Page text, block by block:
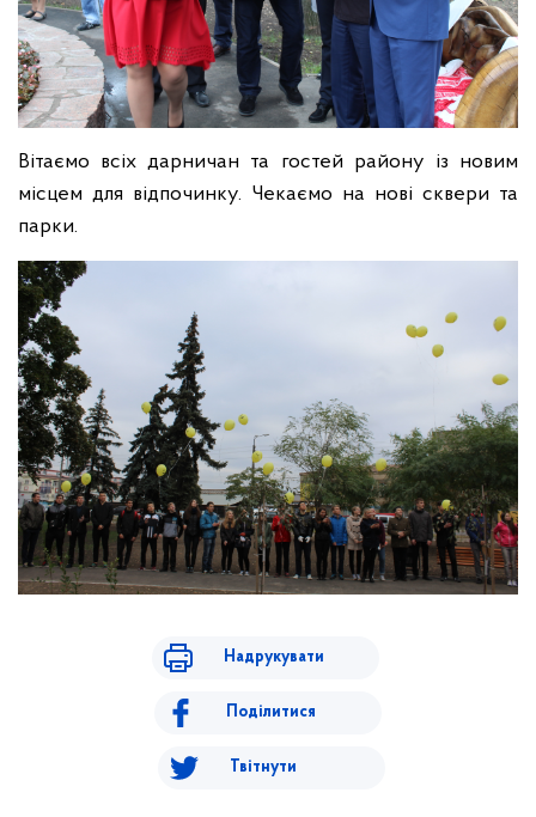
Вітаємо всіх дарничан та гостей району із новим
місцем для відпочинку. Чекаємо на нові сквери та
парки.
Надрукувати
Поділитися
Твітнути